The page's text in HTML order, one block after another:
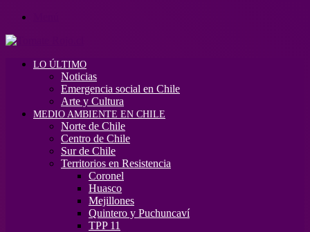
LO ÚLTIMO
Noticias
Emergencia social en Chile
Arte y Cultura
MEDIO AMBIENTE EN CHILE
Norte de Chile
Centro de Chile
Sur de Chile
Territorios en Resistencia
Coronel
Huasco
Mejillones
Quintero y Puchuncaví
TPP 11